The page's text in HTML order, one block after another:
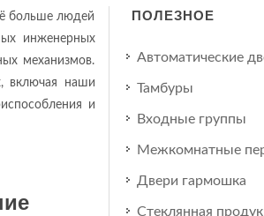
больше людей
инженерных
механизмов.
включая наши
и
ПОЛЕЗНОЕ
Автоматические
Тамбуры
Входные группы
Межкомнатные
Двери гармошка
Стеклянная